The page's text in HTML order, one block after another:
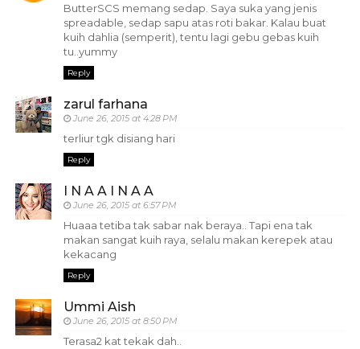
ButterSCS memang sedap. Saya suka yang jenis
spreadable, sedap sapu atas roti bakar. Kalau buat
kuih dahlia (semperit), tentu lagi gebu gebas kuih
tu..yummy
Reply
zarul farhana
June 26, 2015 at 4:28 PM
terliur tgk disiang hari
Reply
I N A A I N A A
June 26, 2015 at 6:57 PM
Huaaa tetiba tak sabar nak beraya.. Tapi ena tak
makan sangat kuih raya, selalu makan kerepek atau
kekacang
Reply
Ummi Aish
June 26, 2015 at 8:50 PM
Terasa2 kat tekak dah..